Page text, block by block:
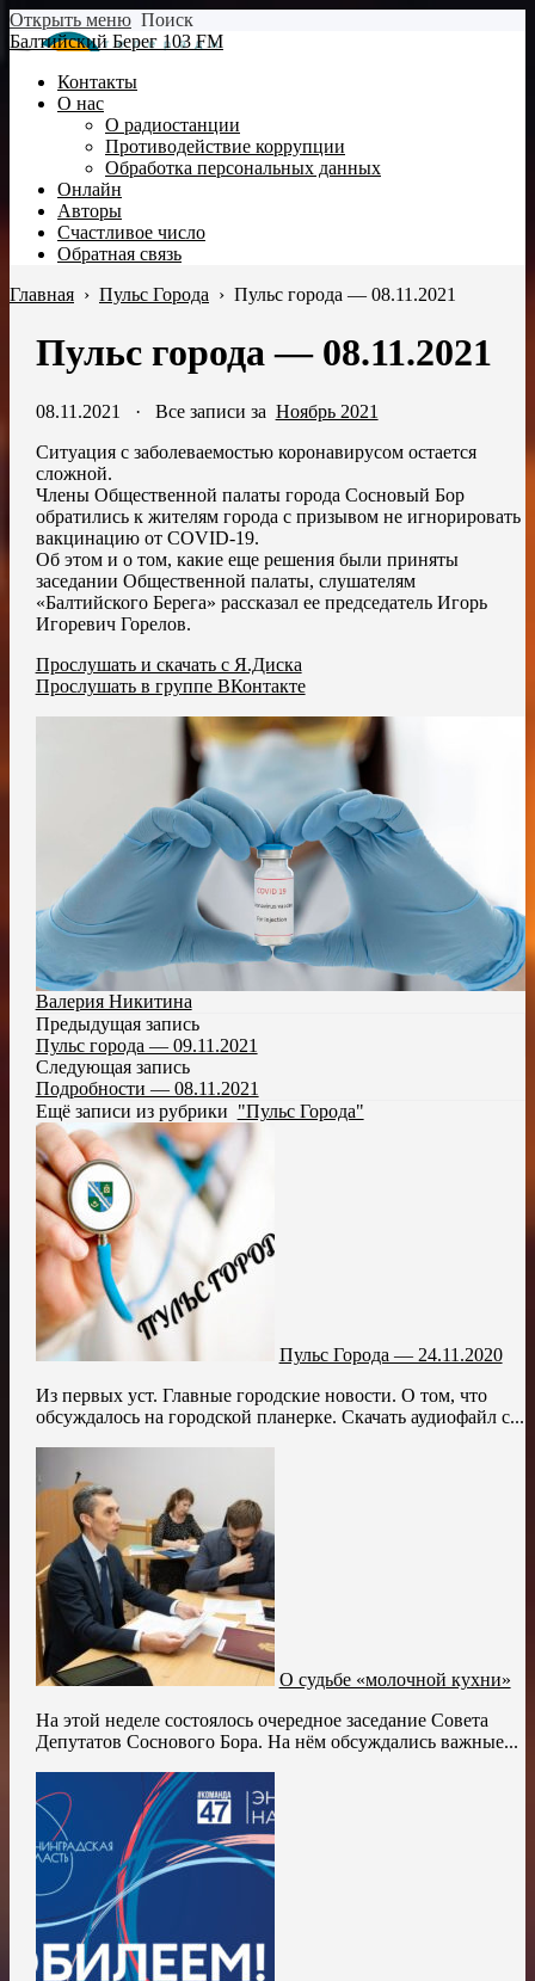
Открыть меню Поиск
Балтийский Берег 103 FM
Контакты
О нас
О радиостанции
Противодействие коррупции
Обработка персональных данных
Онлайн
Авторы
Счастливое число
Обратная связь
Главная › Пульс Города › Пульс города — 08.11.2021
Пульс города — 08.11.2021
08.11.2021 · Все записи за Ноябрь 2021
Ситуация с заболеваемостью коронавирусом остается
сложной.
Члены Общественной палаты города Сосновый Бор
обратились к жителям города с призывом не игнорировать
вакцинацию от COVID-19.
Об этом и о том, какие еще решения были приняты
заседании Общественной палаты, слушателям
«Балтийского Берега» рассказал ее председатель Игорь
Игоревич Горелов.
Прослушать и скачать с Я.Диска
Прослушать в группе ВКонтакте
Валерия Никитина
Предыдущая запись
Пульс города — 09.11.2021
Следующая запись
Подробности — 08.11.2021
Ещё записи из рубрики "Пульс Города"
Пульс Города — 24.11.2020
Из первых уст. Главные городские новости. О том, что
обсуждалось на городской планерке. Скачать аудиофайл с...
О судьбе «молочной кухни»
На этой неделе состоялось очередное заседание Совета
Депутатов Соснового Бора. На нём обсуждались важные...